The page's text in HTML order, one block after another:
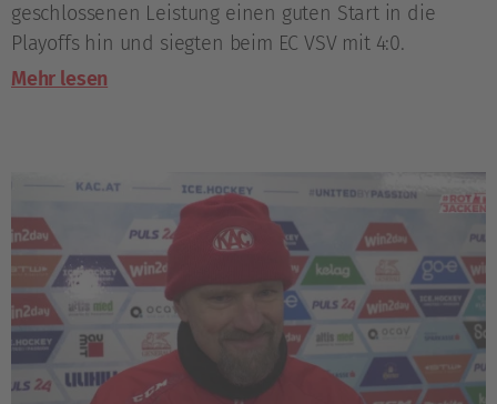
geschlossenen Leistung einen guten Start in die
Playoffs hin und siegten beim EC VSV mit 4:0.
Mehr lesen